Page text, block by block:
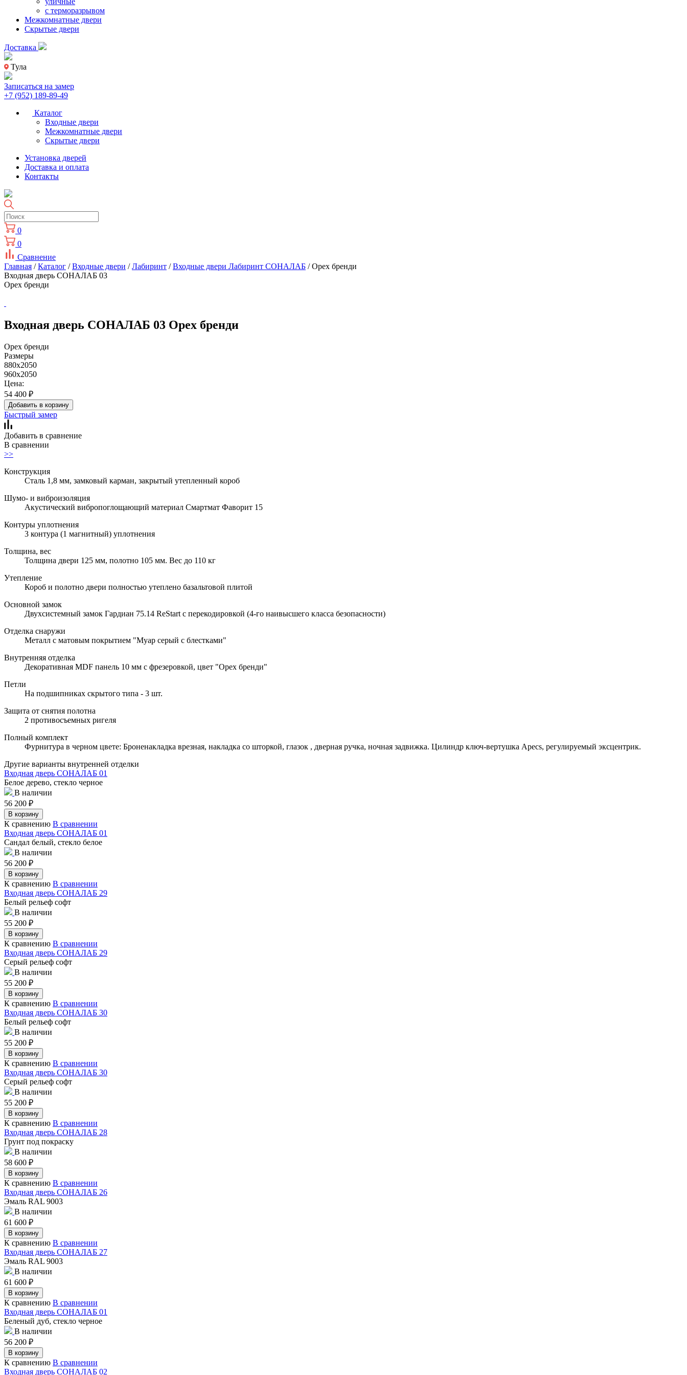
с терморазрывом
Межкомнатные двери
Скрытые двери
Доставка
Тула
Записаться на замер
+7 (952) 189-89-49
Каталог
Входные двери
Межкомнатные двери
Скрытые двери
Установка дверей
Доставка и оплата
Контакты
0
0
Сравнение
Главная /Каталог /Входные двери /Лабиринт /Входные двери Лабиринт СОНАЛАБ / Орех бренди
Входная дверь СОНАЛАБ 03
Орех бренди
Входная дверь СОНАЛАБ 03 Орех бренди
Орех бренди
Размеры
880x2050
960x2050
Цена:
54 400 ₽
Добавить в корзину
Быстрый замер
Добавить в сравнение
В сравнении
>>
Конструкция
Сталь 1,8 мм, замковый карман, закрытый утепленный короб
Шумо- и виброизоляция
Акустический вибропоглощающий материал Смартмат Фаворит 15
Контуры уплотнения
3 контура (1 магнитный) уплотнения
Толщина, вес
Толщина двери 125 мм, полотно 105 мм. Вес до 110 кг
Утепление
Короб и полотно двери полностью утеплено базальтовой плитой
Основной замок
Двухсистемный замок Гардиан 75.14 ReStart с перекодировкой (4-го наивысшего класса безопасности)
Отделка снаружи
Металл с матовым покрытием "Муар серый с блестками"
Внутренняя отделка
Декоративная MDF панель 10 мм с фрезеровкой, цвет "Орех бренди"
Петли
На подшипниках скрытого типа - 3 шт.
Защита от снятия полотна
2 противосъемных ригеля
Полный комплект
Фурнитура в черном цвете: Броненакладка врезная, накладка со шторкой, глазок , дверная ручка, ночная задвижка. Цилиндр ключ-вертушка Apecs, регулируемый эксцентрик.
Другие варианты внутренней отделки
Входная дверь СОНАЛАБ 01
Белое дерево, стекло черное
В наличии
56 200 ₽
В корзину
К сравнению В сравнении
Входная дверь СОНАЛАБ 01
Сандал белый, стекло белое
В наличии
56 200 ₽
В корзину
К сравнению В сравнении
Входная дверь СОНАЛАБ 29
Белый рельеф софт
В наличии
55 200 ₽
В корзину
К сравнению В сравнении
Входная дверь СОНАЛАБ 29
Серый рельеф софт
В наличии
55 200 ₽
В корзину
К сравнению В сравнении
Входная дверь СОНАЛАБ 30
Белый рельеф софт
В наличии
55 200 ₽
В корзину
К сравнению В сравнении
Входная дверь СОНАЛАБ 30
Серый рельеф софт
В наличии
55 200 ₽
В корзину
К сравнению В сравнении
Входная дверь СОНАЛАБ 28
Грунт под покраску
В наличии
58 600 ₽
В корзину
К сравнению В сравнении
Входная дверь СОНАЛАБ 26
Эмаль RAL 9003
В наличии
61 600 ₽
В корзину
К сравнению В сравнении
Входная дверь СОНАЛАБ 27
Эмаль RAL 9003
В наличии
61 600 ₽
В корзину
К сравнению В сравнении
Входная дверь СОНАЛАБ 01
Беленый дуб, стекло черное
В наличии
56 200 ₽
В корзину
К сравнению В сравнении
Входная дверь СОНАЛАБ 02